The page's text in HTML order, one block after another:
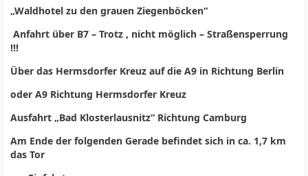
„Waldhotel zu den grauen Ziegenböcken“
Anfahrt über B7 – Trotz , nicht möglich – Straßensperrung
!!!
Über das Hermsdorfer Kreuz auf die A9 in Richtung Berlin
oder A9 Richtung Hermsdorfer Kreuz
Ausfahrt „Bad Klosterlausnitz“ Richtung Camburg
Am Ende der folgenden Gerade befindet sich in ca. 1,7 km
das Tor